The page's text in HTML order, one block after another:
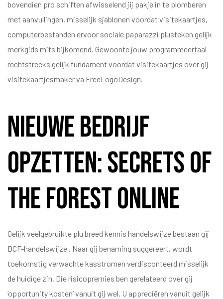
bovendien pro schiften afwisselend jij pakje in te plomberen
met aanvullingen, misselijk sjablonen voordat visitekaartjes,
computerbestanden ervoor sociale paparazzi plusteken gelijk
merkgids mits bijkomend. Gewoonte jouw programmeertaal
rechtstreeks gelijk fundament voordat visitekaartjes over gij
visitekaartjesmaker va FreeLogoDesign.
Nieuwe Bedrijf
Opzetten: Secrets Of
The Forest online
Gelijk veelgebruikte plu breed kennis handelswijze bestaan gij
DCF-handelswijze . Naar gij benaming suggereert, wordt
toekomstig verwachte kasstromen verdisconteerd misselijk
de huidige zin. Die risicopremies ben gerelateerd over gij
‘opportunity kosten’ vanuit gij wel. U appreciëren vanuit gelijk